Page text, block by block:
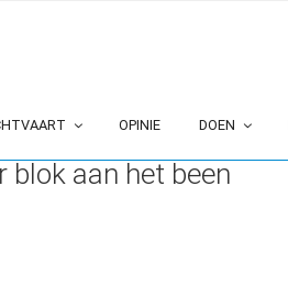
OPINIE DOEN
aan het been